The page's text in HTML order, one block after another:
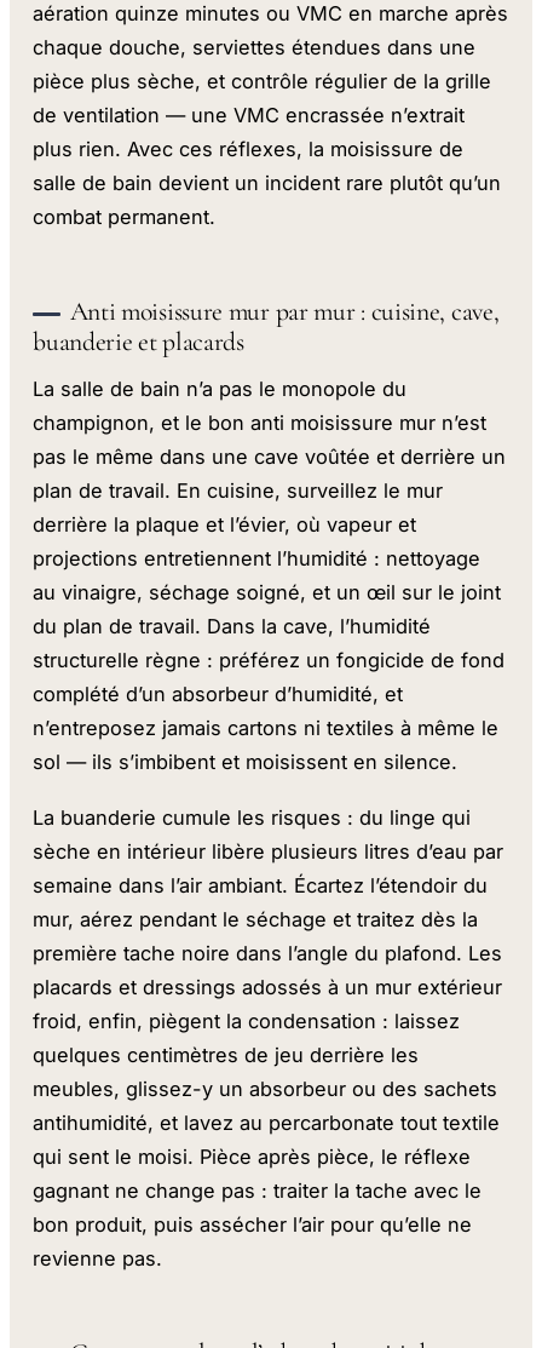
aération quinze minutes ou VMC en marche après
chaque douche, serviettes étendues dans une
pièce plus sèche, et contrôle régulier de la grille
de ventilation — une VMC encrassée n’extrait
plus rien. Avec ces réflexes, la moisissure de
salle de bain devient un incident rare plutôt qu’un
combat permanent.
Anti moisissure mur par mur : cuisine, cave,
buanderie et placards
La salle de bain n’a pas le monopole du
champignon, et le bon anti moisissure mur n’est
pas le même dans une cave voûtée et derrière un
plan de travail. En cuisine, surveillez le mur
derrière la plaque et l’évier, où vapeur et
projections entretiennent l’humidité : nettoyage
au vinaigre, séchage soigné, et un œil sur le joint
du plan de travail. Dans la cave, l’humidité
structurelle règne : préférez un fongicide de fond
complété d’un absorbeur d’humidité, et
n’entreposez jamais cartons ni textiles à même le
sol — ils s’imbibent et moisissent en silence.
La buanderie cumule les risques : du linge qui
sèche en intérieur libère plusieurs litres d’eau par
semaine dans l’air ambiant. Écartez l’étendoir du
mur, aérez pendant le séchage et traitez dès la
première tache noire dans l’angle du plafond. Les
placards et dressings adossés à un mur extérieur
froid, enfin, piègent la condensation : laissez
quelques centimètres de jeu derrière les
meubles, glissez-y un absorbeur ou des sachets
antihumidité, et lavez au percarbonate tout textile
qui sent le moisi. Pièce après pièce, le réflexe
gagnant ne change pas : traiter la tache avec le
bon produit, puis assécher l’air pour qu’elle ne
revienne pas.